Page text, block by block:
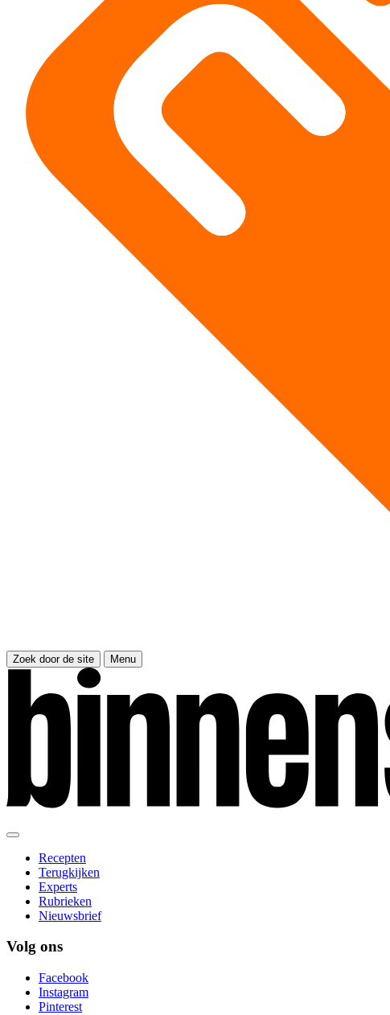
Zoek door de site Menu
Recepten
Terugkijken
Experts
Rubrieken
Nieuwsbrief
Volg ons
Facebook
Instagram
Pinterest